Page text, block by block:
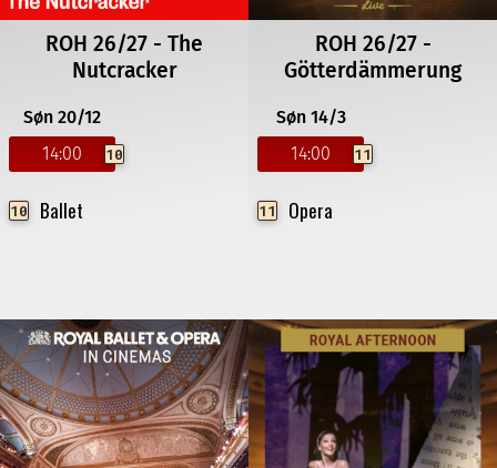
ROH 26/27 - The
Nutcracker
Søn 20/12
14:00
10
10 Ballet
ROH 26/27 -
Götterdämmerung
Søn 14/3
14:00
11
11 Opera